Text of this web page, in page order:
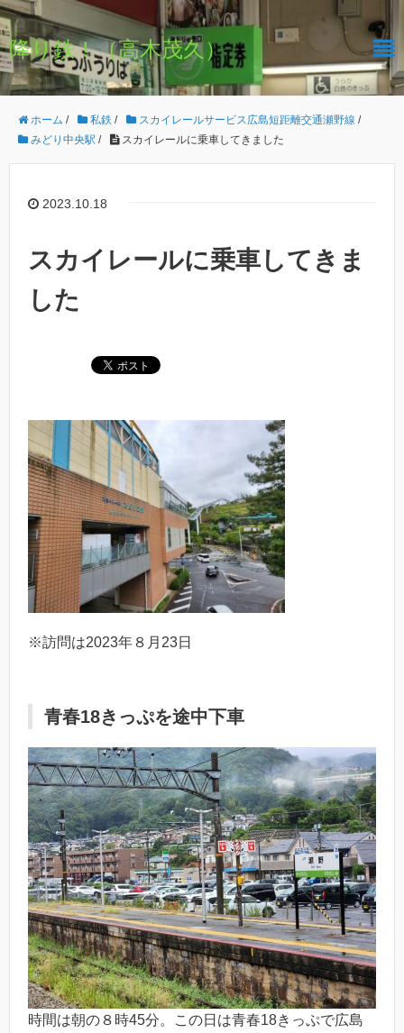
降り鉄！（高木茂久）
ホーム / 私鉄 / スカイレールサービス広島短距離交通瀬野線 /
みどり中央駅 / スカイレールに乗車してきました
2023.10.18
スカイレールに乗車してきま
した
※訪問は2023年８月23日
青春18きっぷを途中下車
時間は朝の８時45分。この日は青春18きっぷで広島